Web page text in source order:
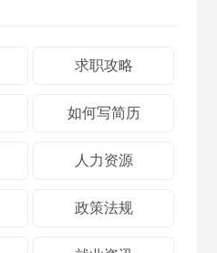
求职攻略
如何写简历
人力资源
政策法规